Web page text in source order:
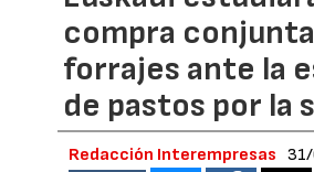
compra
forrajes ante la
de pastos por la
Redacción Interempresas